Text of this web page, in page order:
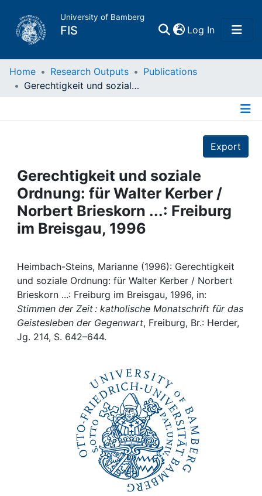
University of Bamberg
FIS Log In(current)
Home
Projects
People
Institutions
Awards
My FIS
Help
Home Research Outputs
Publications
Gerechtigkeit und soziale Ordnung: für Walter Kerber / Norbert Brieskorn ...: Freiburg im Breisgau, 1996
Export
Gerechtigkeit und soziale
Ordnung: für Walter Kerber /
Norbert Brieskorn ...: Freiburg
im Breisgau, 1996
Heimbach-Steins, Marianne (1996): Gerechtigkeit
und soziale Ordnung: für Walter Kerber / Norbert
Brieskorn ...: Freiburg im Breisgau, 1996, in:
Stimmen der Zeit : katholische Monatschrift für das
Geistesleben der Gegenwart, Freiburg, Br.: Herder,
Jg. 214, S. 642–644.